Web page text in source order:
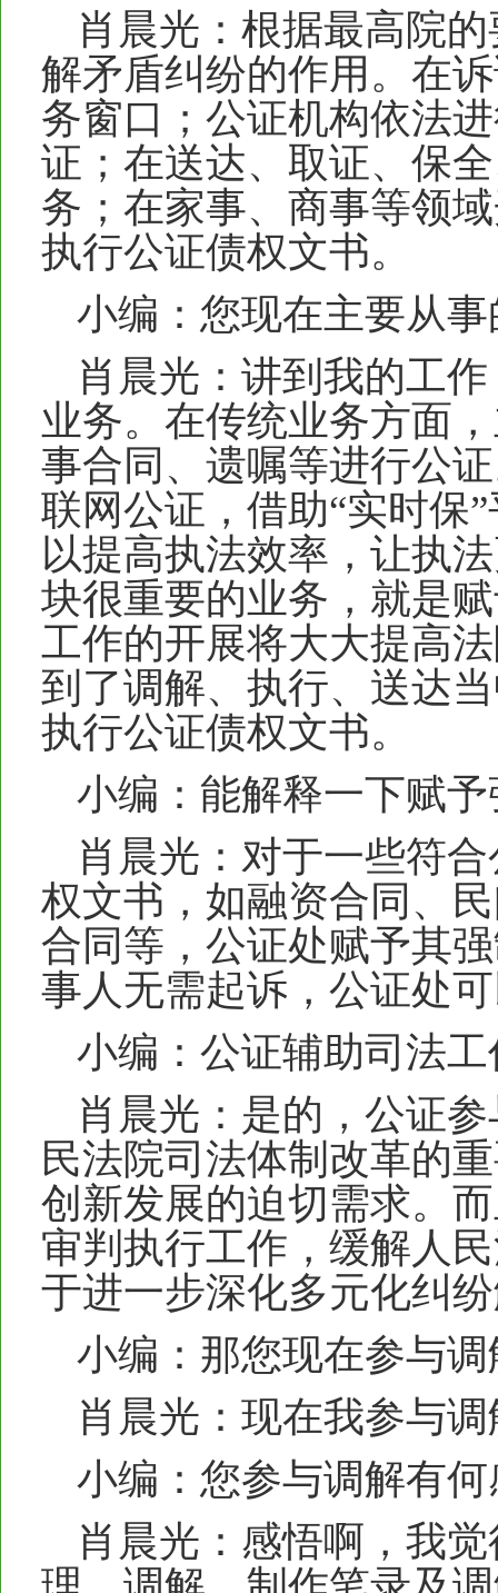
肖晨光：根据最高院
解矛盾纠纷的作用。在
务窗口；公证机构依法
证；在送达、取证、保
务；在家事、商事等领
执行公证债权文书。
小编：您现在主要从
肖晨光：讲到我的工
业务。在传统业务方面
事合同、遗嘱等进行公
联网公证，借助“实时保
以提高执法效率，让执
块很重要的业务，就是
工作的开展将大大提高
到了调解、执行、送达
执行公证债权文书。
小编：能解释一下赋
肖晨光：对于一些符
权文书，如融资合同、
合同等，公证处赋予其
事人无需起诉，公证处
小编：公证辅助司法
肖晨光：是的，公证
民法院司法体制改革的
创新发展的迫切需求。
审判执行工作，缓解人
于进一步深化多元化纠
小编：那您现在参与
肖晨光：现在我参与
小编：您参与调解有
肖晨光：感悟啊，我